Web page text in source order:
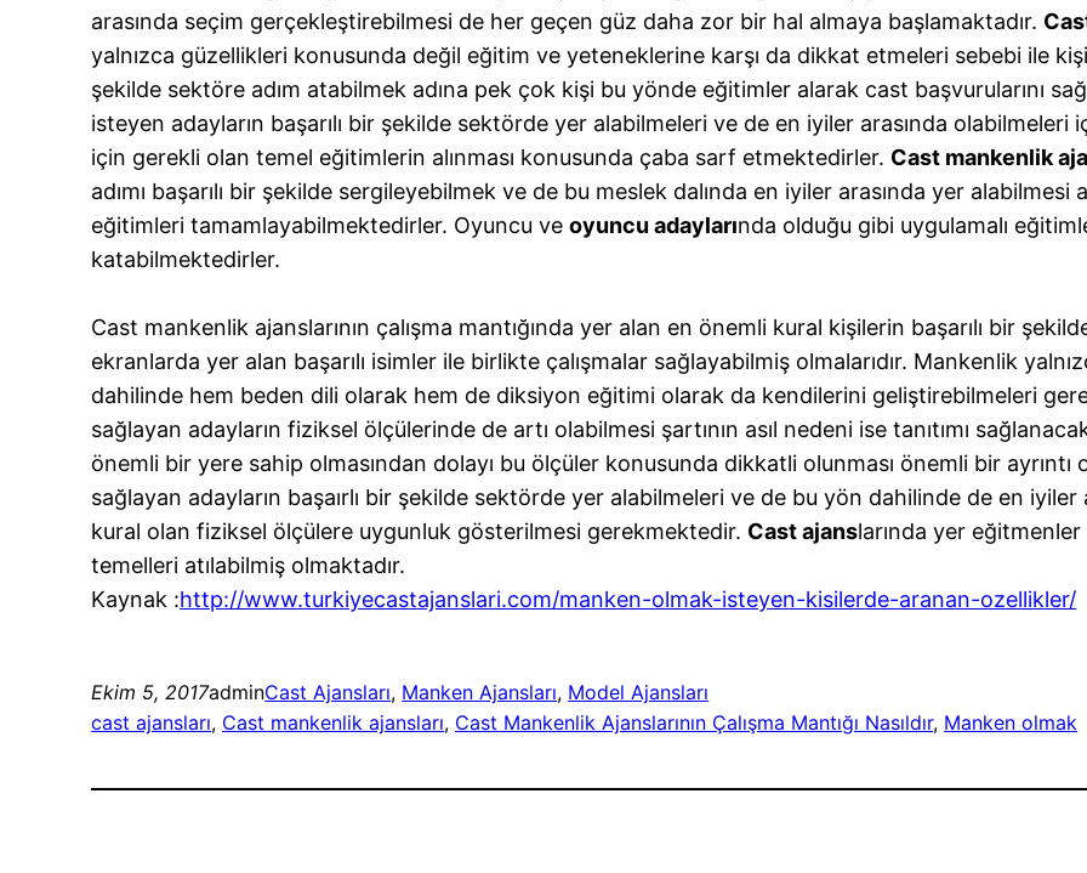
arasında seçim gerçekleştirebilmesi de her geçen güz daha zor bir hal almaya başlamaktadır.
yalnızca güzellikleri konusunda değil eğitim ve yeteneklerine karşı da dikkat etmeleri sebebi ile
şekilde sektöre adım atabilmek adına pek çok kişi bu yönde eğitimler alarak cast başvurularını
isteyen adayların başarılı bir şekilde sektörde yer alabilmeleri ve de en iyiler arasında olabilmeleri
için gerekli olan temel eğitimlerin alınması konusunda çaba sarf etmektedirler. Cast mankenlik
adımı başarılı bir şekilde sergileyebilmek ve de bu meslek dalında en iyiler arasında yer alabilmesi
eğitimleri tamamlayabilmektedirler. Oyuncu veoyuncu adaylarında olduğu gibi uygulamalı
katabilmektedirler.
Cast mankenlik ajanslarının çalışma mantığında yer alan en önemli kural kişilerin başarılı bir
ekranlarda yer alan başarılı isimler ile birlikte çalışmalar sağlayabilmiş olmalarıdır. Mankenlik
dahilinde hem beden dili olarak hem de diksiyon eğitimi olarak da kendilerini geliştirebilmeleri
sağlayan adayların fiziksel ölçülerinde de artı olabilmesi şartının asıl nedeni ise tanıtımı
önemli bir yere sahip olmasından dolayı bu ölçüler konusunda dikkatli olunması önemli bir ayrıntı
sağlayan adayların başaırlı bir şekilde sektörde yer alabilmeleri ve de bu yön dahilinde de en
kural olan fiziksel ölçülere uygunluk gösterilmesi gerekmektedir. Cast ajanslarında yer
temelleri atılabilmiş olmaktadır.
Kaynak :http://www.turkiyecastajanslari.com/manken-olmak-isteyen-kisilerde-aranan-ozellikler/
Ekim 5, 2017adminCast Ajansları, Manken Ajansları, Model Ajansları
cast ajansları, Cast mankenlik ajansları, Cast Mankenlik Ajanslarının Çalışma Mantığı Nasıldır, Manken olmak